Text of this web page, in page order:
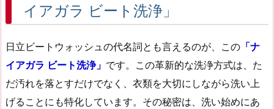
イアガラ ビート洗浄」
日立ビートウォッシュの代名詞とも言えるのが、この 「ナ
イアガラ ビート洗浄」 です。この革新的な洗浄方式は、た
だ汚れを落とすだけでなく、衣類を大切にしながら洗い上
げることにも特化しています。その秘密は、洗い始めにあ